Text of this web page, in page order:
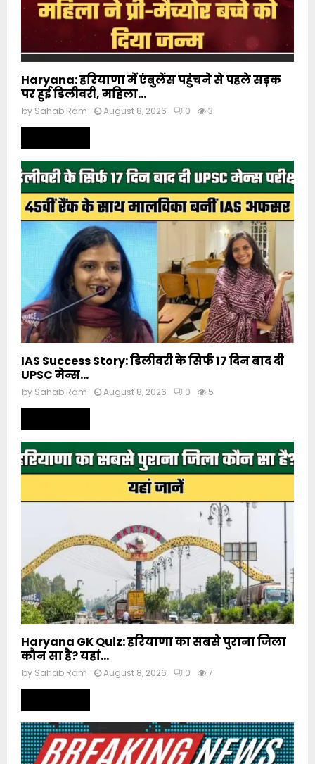
Haryana: हरियाणा में एंबुलेंस पहुंचने से पहले सड़क
पर हुई डिलीवरी, महिला...
by Sahab Ram August 8, 2026 0 3
IAS Success Story: डिलीवरी के सिर्फ 17 दिन बाद दी
UPSC मेन्स...
by Sahab Ram August 8, 2026 0 5
Haryana GK Quiz: हरियाणा का सबसे पुराना जिला
कौन सा है? यहां...
by Sahab Ram August 8, 2026 0 7